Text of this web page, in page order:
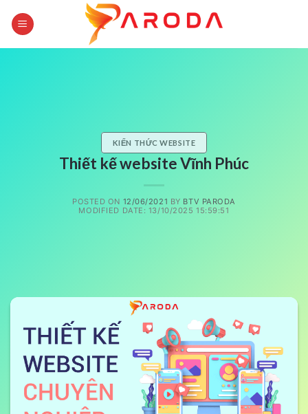
KIẾN THỨC WEBSITE
Thiết kế website Vĩnh Phúc
POSTED ON 12/06/2021 BY BTV PARODA
MODIFIED DATE: 13/10/2025 15:59:51